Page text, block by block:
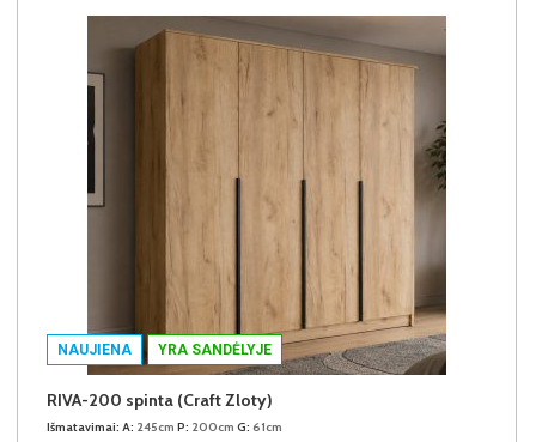
NAUJIENA YRA SANDĖLYJE
RIVA-200 spinta (Craft Zloty)
Išmatavimai: A: 245cm P: 200cm G: 61cm